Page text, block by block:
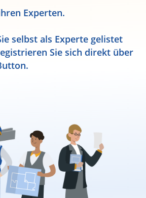
Experten.
selbst als Experte gelistet
Sie sich direkt über